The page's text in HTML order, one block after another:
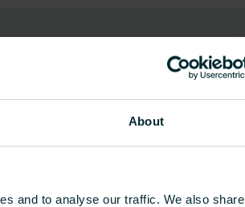
About
and to analyse our traffic. We also share